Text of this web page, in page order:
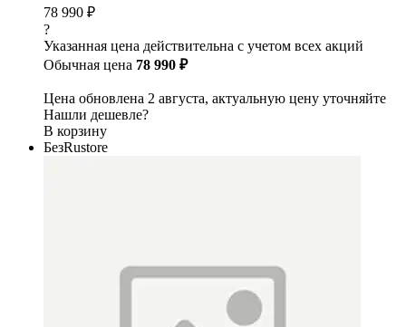
78 990 ₽
?
Указанная цена действительна с учетом всех акций
Обычная цена 78 990 ₽
Цена обновлена 2 августа, актуальную цену уточняйте
Нашли дешевле?
В корзину
БезRustore